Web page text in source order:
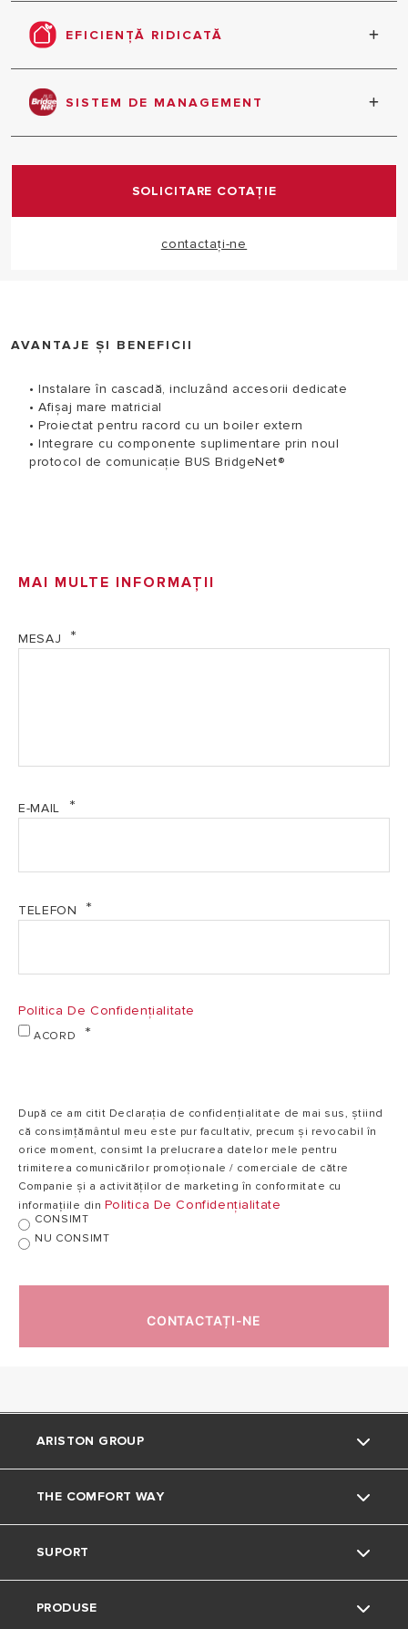
silenţioasă în toate modurile de operare.
EFICIENȚĂ RIDICATĂ
Un produs caracterizat prin performanțe energetice
ridicate și niveluri reduse de consum și emisii
nociveSISTEM DE MANAGEMENT
noul protocol de comunicaţie dezvoltat pentru a
SOLICITARE COTAȚIE
contactați-ne
AVANTAJE ȘI BENEFICII
• Instalare în cascadă, incluzând accesorii dedicate
• Afișaj mare matricial
• Proiectat pentru racord cu un boiler extern
• Integrare cu componente suplimentare prin noul
protocol de comunicaţie BUS BridgeNet®
MAI MULTE INFORMAȚII
MESAJ
E-MAIL
TELEFON
Politica De Confidențialitate
ACORD
După ce am citit Declarația de confidențialitate de mai sus, știind
că consimțământul meu este pur facultativ, precum și revocabil în
orice moment, consimt la prelucrarea datelor mele pentru
trimiterea comunicărilor promoționale / comerciale de către
Companie și a activităților de marketing în conformitate cu
informațiile din Politica De Confidențialitate
CONSIMT
NU CONSIMT
CONTACTAȚI-NE
ARISTON GROUP
Despre Noi
Grupul
Carieră
THE COMFORT WAY
Sfaturi și recomandări
SUPORT
Contactează-ne
PRODUSE